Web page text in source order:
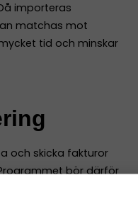
importeras
matchas mot
tid och minskar
och skicka fakturor
bör därför
är också en fördel